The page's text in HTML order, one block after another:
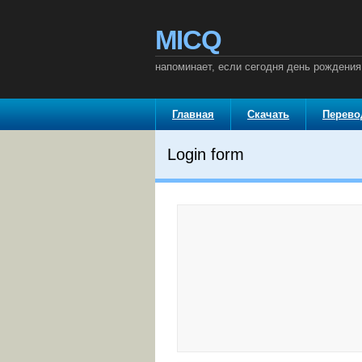
MICQ
напоминает, если сегодня день
Главная Скачать
Login form